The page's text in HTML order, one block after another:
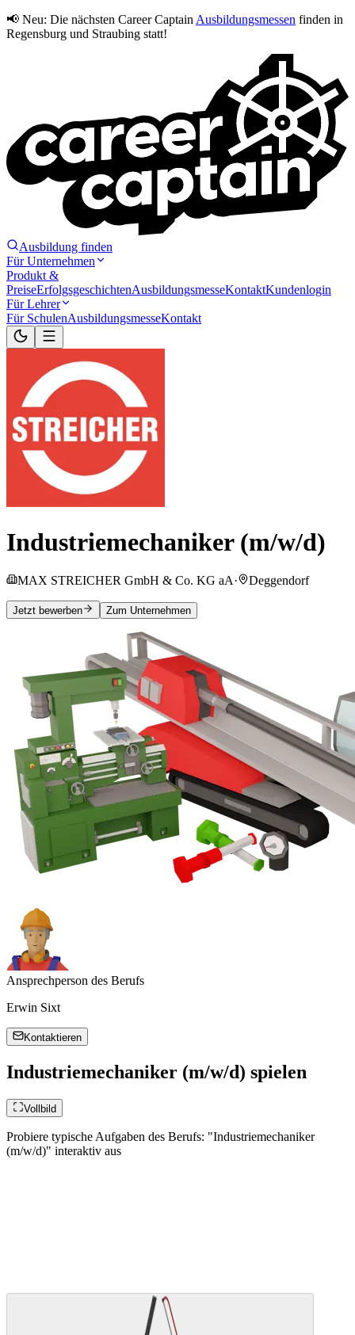
📢 Neu: Die nächsten Career Captain Ausbildungsmessen finden in
Regensburg und Straubing statt!
Ausbildung finden
Für Unternehmen
Produkt &
PreiseErfolgsgeschichtenAusbildungsmesseKontaktKundenlogin
Für Lehrer
Für SchulenAusbildungsmesseKontakt
Industriemechaniker (m/w/d)
MAX STREICHER GmbH & Co. KG aA· Deggendorf
Jetzt bewerben Zum Unternehmen
Ansprechperson des Berufs
Erwin Sixt
Kontaktieren
Industriemechaniker (m/w/d) spielen
Vollbild
Probiere typische Aufgaben des Berufs: "Industriemechaniker
(m/w/d)" interaktiv aus